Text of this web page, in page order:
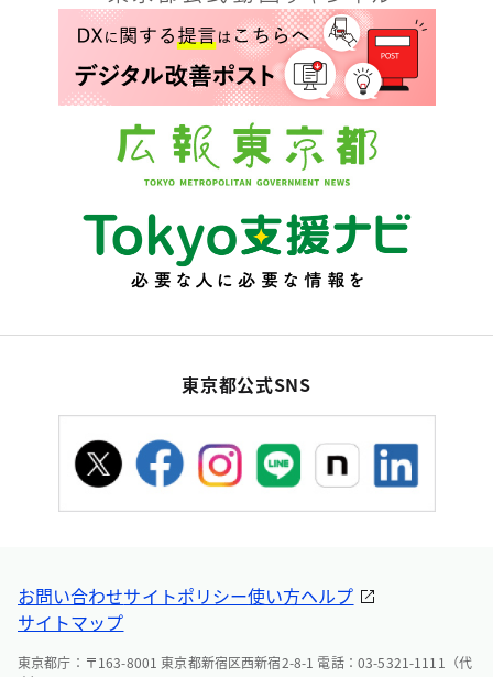
東京都公式SNS
お問い合わせサイトポリシー使い方ヘルプ
サイトマップ
東京都庁：〒163-8001 東京都新宿区西新宿2-8-1 電話：03-5321-1111（代